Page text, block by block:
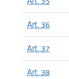
Art. 36
Art. 37
Art. 38